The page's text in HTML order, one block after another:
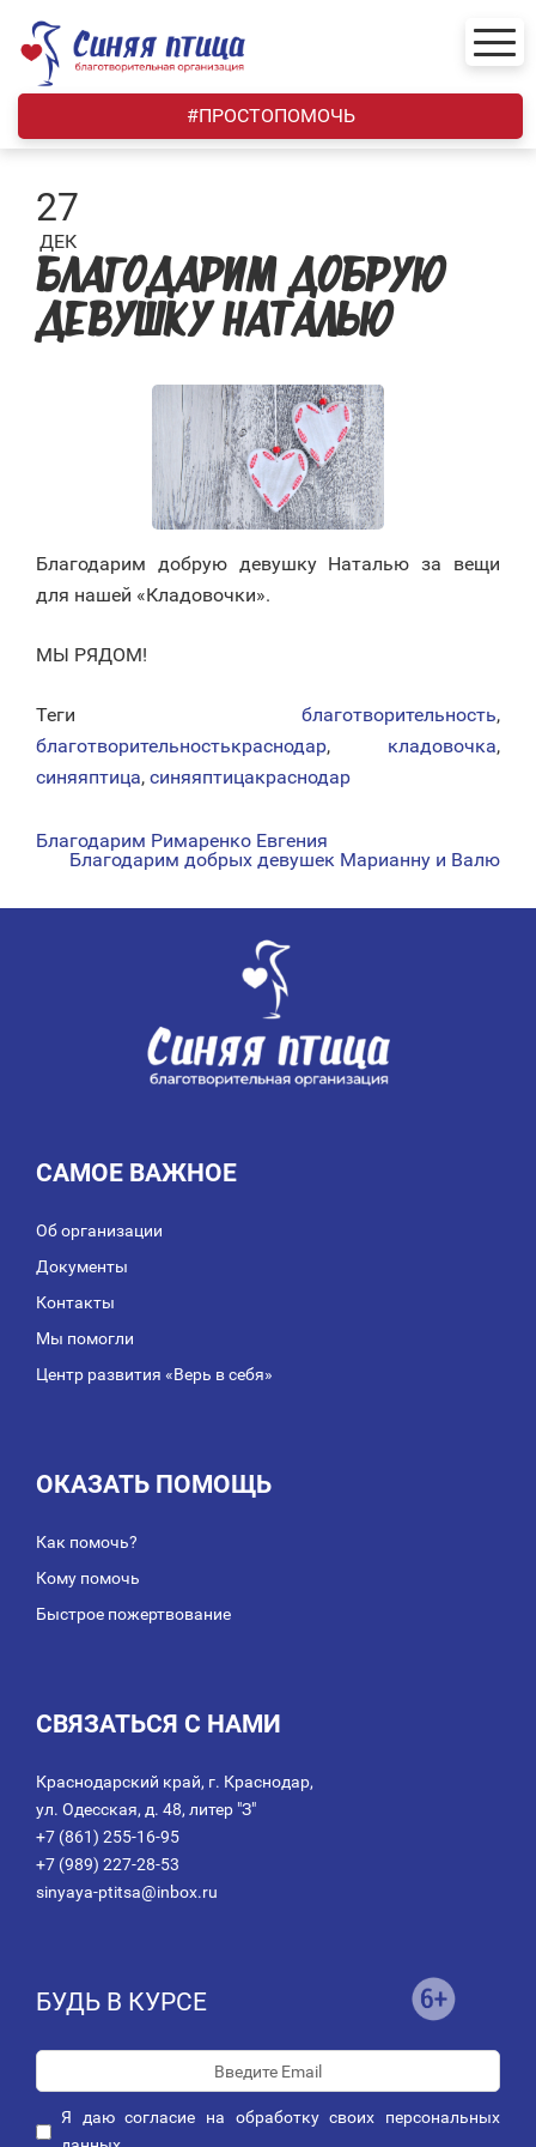
content
#ПРОСТОПОМОЧЬ
27
ДЕК
БЛАГОДАРИМ ДОБРУЮ
ДЕВУШКУ НАТАЛЬЮ
Благодарим добрую девушку Наталью за вещи
для нашей «Кладовочки».
МЫ РЯДОМ!
Теги благотворительность,
благотворительностькраснодар, кладовочка,
синяяптица, синяяптицакраснодар
НАВИГАЦИЯ
Благодарим Римаренко Евгения
Благодарим добрых девушек Марианну и Валю
САМОЕ ВАЖНОЕ
Об организации
Документы
Контакты
Мы помогли
Центр развития «Верь в себя»
ОКАЗАТЬ ПОМОЩЬ
Как помочь?
Кому помочь
Быстрое пожертвование
СВЯЗАТЬСЯ С НАМИ
Краснодарский край, г. Краснодар,
ул. Одесская, д. 48, литер "З"
+7 (861) 255-16-95
+7 (989) 227-28-53
sinyaya-ptitsa@inbox.ru
БУДЬ В КУРСЕ
Я даюсогласие на обработку своих персональных